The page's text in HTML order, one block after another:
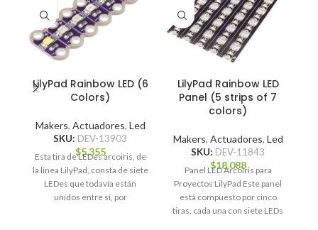
LilyPad Rainbow LED (6
Colors)
Makers, Actuadores, Led
SKU: DEV-13903
$5.355
Esta tira de LEDes arcoiris, de
la línea LilyPad, consta de siete
LEDes que todavía están
unidos entre sí, por
LilyPad Rainbow LED
Panel (5 strips of 7
colors)
Makers, Actuadores, Led
SKU: DEV-11843
$18.088
Panel LED Arcoíris para
Proyectos LilyPad Este panel
está compuesto por cinco
tiras, cada una con siete LEDs